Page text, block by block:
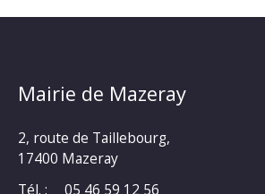
Mairie de Mazeray
2, route de Taillebourg,
17400 Mazeray
Tél. :
05 46 59 12 56